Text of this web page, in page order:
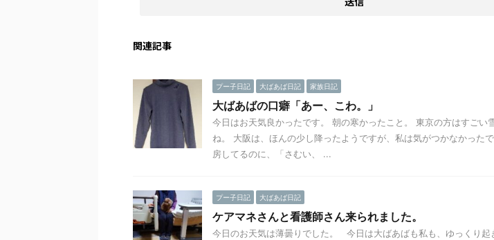
関連記事
プー子日記 大ばあば日記 家族日記
大ばあばの口癖「あー、こわ。」
今日はお天気良かったです。 朝の寒かったこと。 東京の方はすごい
ね。 大阪は、ほんの少し降ったようですが、私は気がつかなかった
房してるのに、「さむい、 ...
プー子日記 大ばあば日記
ケアマネさんと看護師さん来られました。
今日のお天気は薄曇りでした。 今日は大ばあばも私も、ゆっくり起